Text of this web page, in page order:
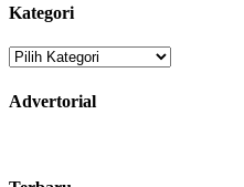
Kategori
Kategori
Advertorial